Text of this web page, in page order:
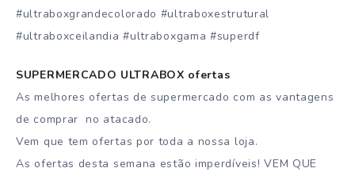
#ultraboxgrandecolorado #ultraboxestrutural
#ultraboxceilandia #ultraboxgama #superdf
SUPERMERCADO ULTRABOX ofertas
As melhores ofertas de supermercado com as vantagens
de comprar no atacado.
Vem que tem ofertas por toda a nossa loja.
As ofertas desta semana estão imperdíveis! VEM QUE